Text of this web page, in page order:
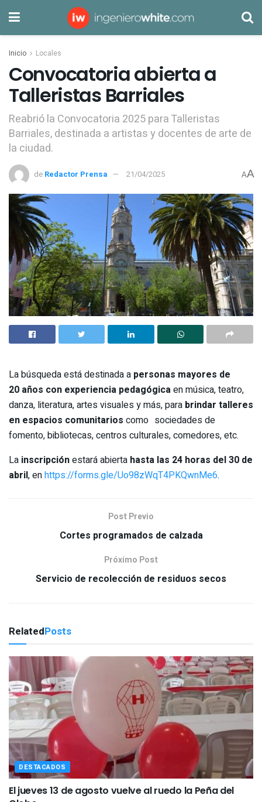
Inicio Locales
Convocatoria abierta a
Talleristas Barriales
Reabrió la Convocatoria 2025 para Talleristas
Barriales, destinada a artistas y docentes de arte de
la ciudad.
de Redactor Prensa 21/04/2025 AA
La búsqueda está destinada a personas mayores de
20 años con experiencia pedagógicaen música, teatro,
danza, literatura, artes visuales y más, para brindar talleres
en espacios comunitarios como sociedades de
fomento, bibliotecas, centros culturales, comedores, etc.
La inscripciónestará abierta hasta las 24 horas del 30 de
abril, enhttps://forms.gle/Uo98zWqT4PKQwnMe6.
Post Previo
Cortes programados de calzada
Próximo Post
Servicio de recolección de residuos secos
RelatedPosts
DESTACADOS
El jueves 13 de agosto vuelve al ruedo la Peña del